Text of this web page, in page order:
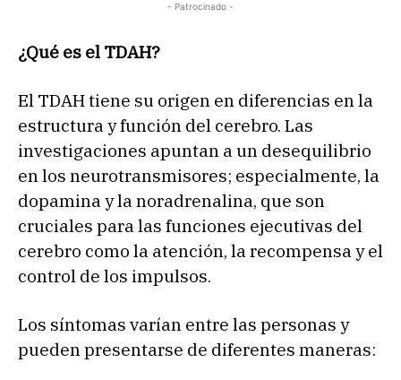
- Patrocinado -
¿Qué es el TDAH?
El TDAH tiene su origen en diferencias en la
estructura y función del cerebro. Las
investigaciones apuntan a un desequilibrio
en los neurotransmisores; especialmente, la
dopamina y la noradrenalina, que son
cruciales para las funciones ejecutivas del
cerebro como la atención, la recompensa y el
control de los impulsos.
Los síntomas varían entre las personas y
pueden presentarse de diferentes maneras: